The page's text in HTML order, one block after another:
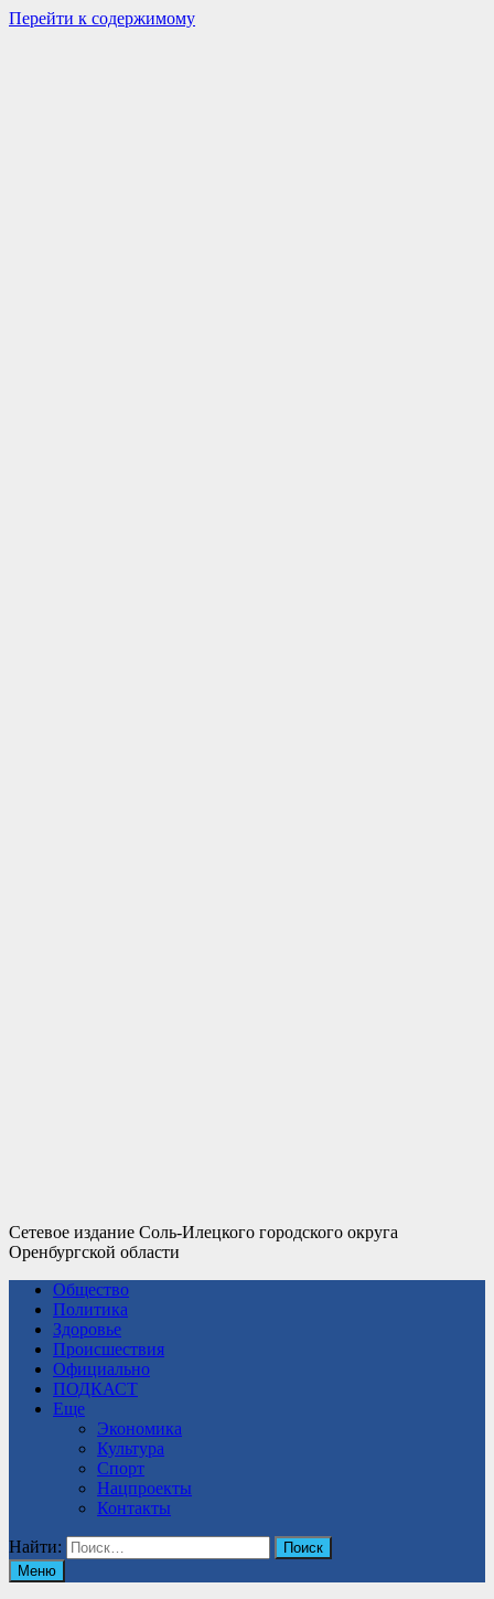
Перейти к содержимому
Сетевое издание Соль-Илецкого городского округа
Оренбургской области
Общество
Политика
Здоровье
Происшествия
Официально
ПОДКАСТ
Еще
Экономика
Культура
Спорт
Нацпроекты
Контакты
Найти:
Меню